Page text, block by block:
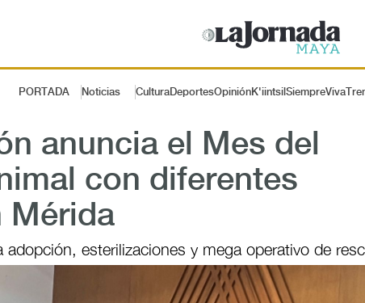
PORTADA Noticias CulturaDeportesOpiniónK'iintsil SiempreViva
anuncia el Mes del
con diferentes
Mérida
adopción, esterilizaciones y mega operativo de